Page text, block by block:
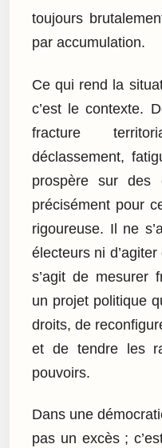
toujours
par accumulation.
Ce qui rend la
c’est le contexte.
fracture
déclassement,
prospère sur des
précisément pour
rigoureuse. Il ne
électeurs ni
s’agit de mesurer
un projet politique
droits, de
et de tendre les
pouvoirs.
Dans une
pas un excès ;